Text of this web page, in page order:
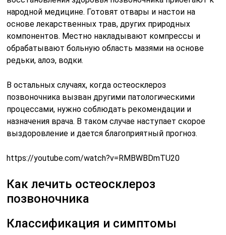
народной медицине. Готовят отвары и настои на
основе лекарственных трав, других природных
компонентов. Местно накладывают компрессы и
обрабатывают больную область мазями на основе
редьки, алоэ, водки.
В остальных случаях, когда остеосклероз
позвоночника вызван другими патологическими
процессами, нужно соблюдать рекомендации и
назначения врача. В таком случае наступает скорое
выздоровление и дается благоприятный прогноз.
https://youtube.com/watch?v=RMBWBDmTU20
Как лечить остеосклероз
позвоночника
Классификация и симптомы